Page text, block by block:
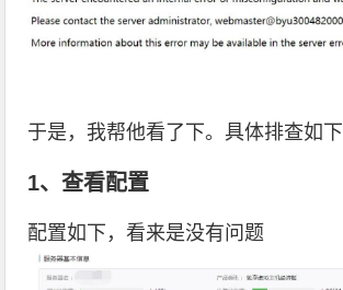
于是，我帮他看了下。具体排查如下
1、查看配置
配置如下，看来是没有问题